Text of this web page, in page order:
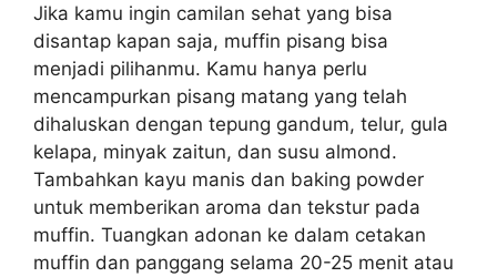
Jika kamu ingin camilan sehat yang bisa
disantap kapan saja, muffin pisang bisa
menjadi pilihanmu. Kamu hanya perlu
mencampurkan pisang matang yang telah
dihaluskan dengan tepung gandum, telur, gula
kelapa, minyak zaitun, dan susu almond.
Tambahkan kayu manis dan baking powder
untuk memberikan aroma dan tekstur pada
muffin. Tuangkan adonan ke dalam cetakan
muffin dan panggang selama 20-25 menit atau